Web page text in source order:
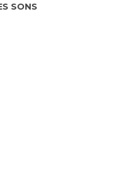
SONS